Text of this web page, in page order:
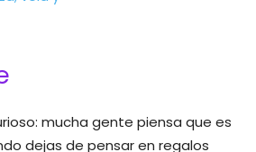
mucha gente piensa que es
dejas de pensar en regalos